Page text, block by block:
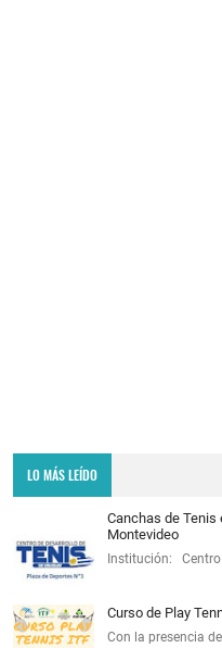
LO MÁS LEÍDO
Canchas de Tenis
Montevideo
Institución: Centro
Curso de Play
Con la presencia